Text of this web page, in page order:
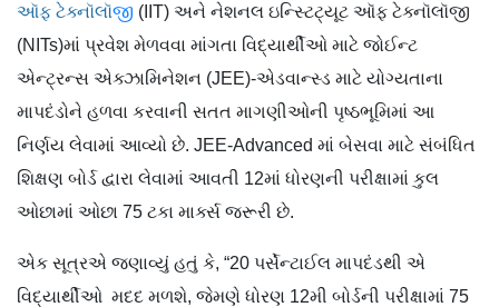
ઑફ ટેક્નૉલૉજી (IIT) અને નેશનલ ઇન્સ્ટિટ્યૂટ ઑફ ટેક્નૉલૉજી
(NITs)માં પ્રવેશ મેળવવા માંગતા વિદ્યાર્થીઓ માટે જોઈન્ટ
એન્ટ્રન્સ એક્ઝામિનેશન (JEE)-એડવાન્સ્ડ માટે યોગ્યતાના
માપદંડોને હળવા કરવાની સતત માગણીઓની પૃષ્ઠભૂમિમાં આ
નિર્ણય લેવામાં આવ્યો છે. JEE-Advanced માં બેસવા માટે સંબંધિત
શિક્ષણ બોર્ડ દ્વારા લેવામાં આવતી 12માં ધોરણની પરીક્ષામાં કુલ
ઓછામાં ઓછા 75 ટકા માર્ક્સ જરૂરી છે.
એક સૂત્રએ જણાવ્યું હતું કે, “20 પર્સેન્ટાઈલ માપદંડથી એ
વિદ્યાર્થીઓ મદદ મળશે, જેમણે ધોરણ 12મી બોર્ડની પરીક્ષામાં 75